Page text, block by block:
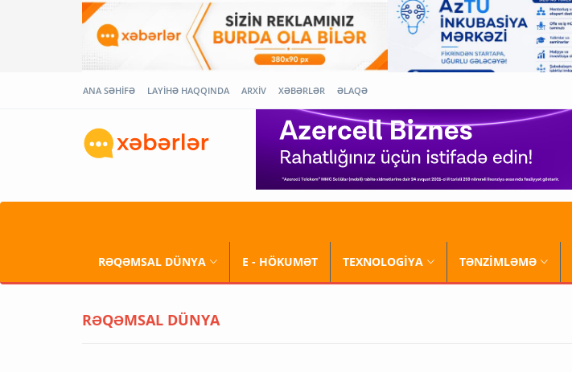
ANA SƏHİFƏ LAYİHƏ HAQQINDA ARXİV XƏBƏRLƏR ƏLAQƏ
RƏQƏMSAL DÜNYA E - HÖKUMƏT TEXNOLOGİYA TƏNZİMLƏMƏ
RƏQƏMSAL DÜNYA